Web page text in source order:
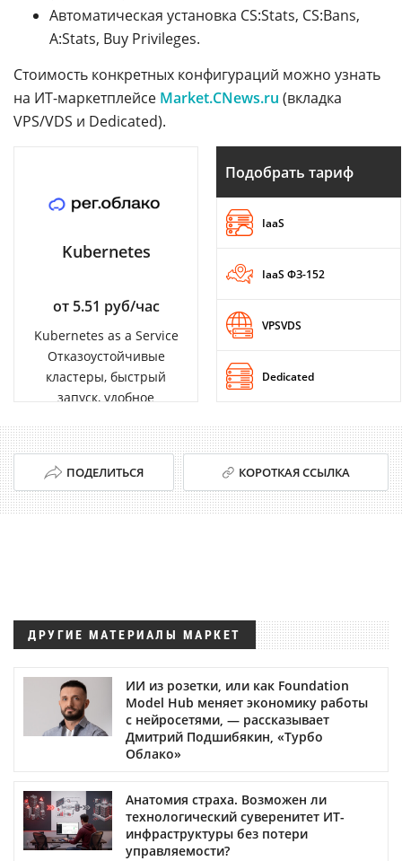
Автоматическая установка CS:Stats, CS:Bans,
A:Stats, Buy Privileges.
Стоимость конкретных конфигураций можно узнать
на ИТ-маркетплейсе Market.CNews.ru (вкладка
VPS/VDS и Dedicated).
Kubernetes
от 5.51 руб/час
Kubernetes as a Service
Отказоустойчивые
кластеры, быстрый
запуск, удобное
Подобрать тариф
IaaS
IaaS ФЗ-152
VPSVDS
Dedicated
ПОДЕЛИТЬСЯ КОРОТКАЯ ССЫЛКА
ДРУГИЕ МАТЕРИАЛЫ МАРКЕТ
ИИ из розетки, или как Foundation
Model Hub меняет экономику работы
с нейросетями, — рассказывает
Дмитрий Подшибякин, «Турбо
Облако»
Анатомия страха. Возможен ли
технологический суверенитет ИТ-
инфраструктуры без потери
управляемости?